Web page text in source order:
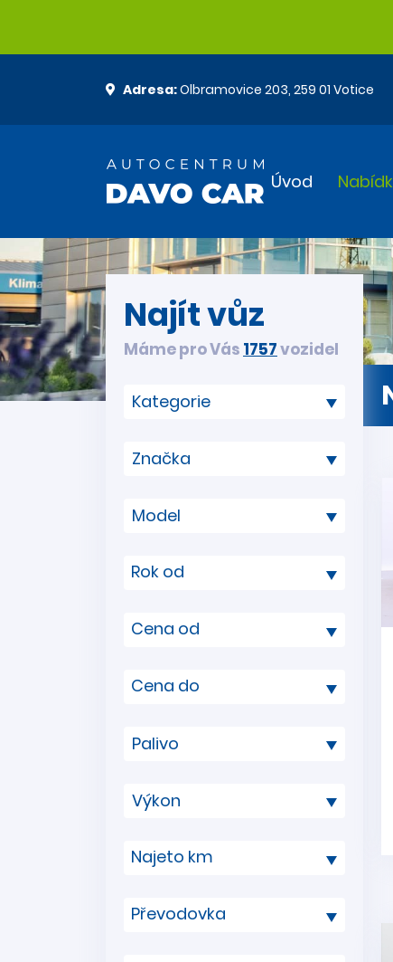
Adresa:Olbramovice 203, 259 01 Votice
Úvod
Najít vůz
Máme pro Vás 1757vozidel
Rok od
Cena od
Cena do
Najeto km
Převodovka